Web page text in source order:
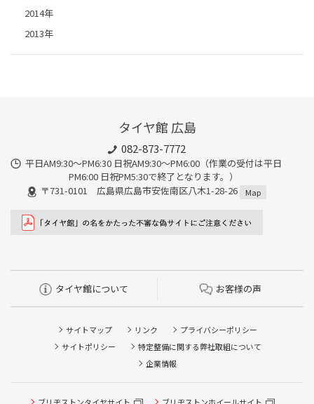
2014年
2013年
タイヤ館 広島
082-873-7772
平日AM9:30～PM6:30 日祝AM9:30〜PM6:00（作業の受付は平日
PM6:00 日祝PM5:30で終了となります。）
〒731-0101 広島県広島市安佐南区八木1-28-26
Map
タイヤ館について お客様の声
サイトマップ リンク
プライバシーポリシー
サイトポリシー
特定整備に関する弊社取組について
企業情報